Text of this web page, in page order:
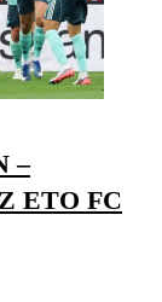
–
ETO FC